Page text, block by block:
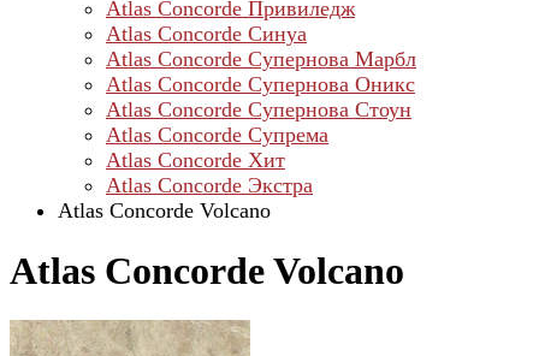
Atlas Concorde Привиледж
Atlas Concorde Синуа
Atlas Concorde Супернова Марбл
Atlas Concorde Супернова Оникс
Atlas Concorde Супернова Стоун
Atlas Concorde Супрема
Atlas Concorde Хит
Atlas Concorde Экстра
Atlas Concorde Volcano
Atlas Concorde Volcano